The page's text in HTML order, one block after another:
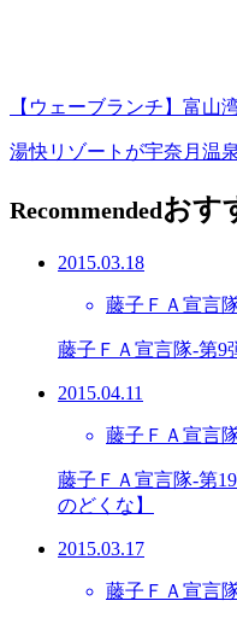
【ウェーブランチ】富山
湯快リゾートが宇奈月温
Recommendedおす
2015.03.18
藤子ＦＡ宣言
藤子ＦＡ宣言隊-第9
2015.04.11
藤子ＦＡ宣言
藤子ＦＡ宣言隊-第
のどくな】
2015.03.17
藤子ＦＡ宣言